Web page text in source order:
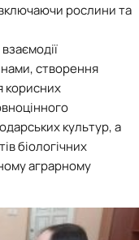
рослини та
створення
корисних
культур, а
біологічних
аграрному